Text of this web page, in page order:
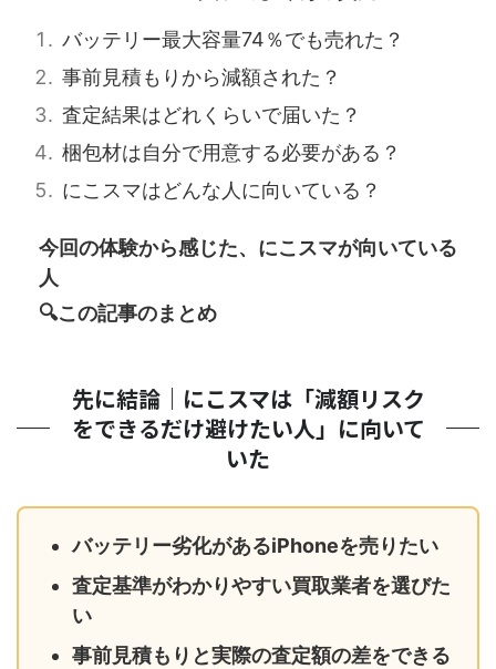
バッテリー最大容量74％でも売れた？
事前見積もりから減額された？
査定結果はどれくらいで届いた？
梱包材は自分で用意する必要がある？
にこスマはどんな人に向いている？
今回の体験から感じた、にこスマが向いている
人
🔍この記事のまとめ
先に結論｜にこスマは「減額リスク
をできるだけ避けたい人」に向いて
いた
バッテリー劣化があるiPhoneを売りたい
査定基準がわかりやすい買取業者を選びた
い
事前見積もりと実際の査定額の差をできる